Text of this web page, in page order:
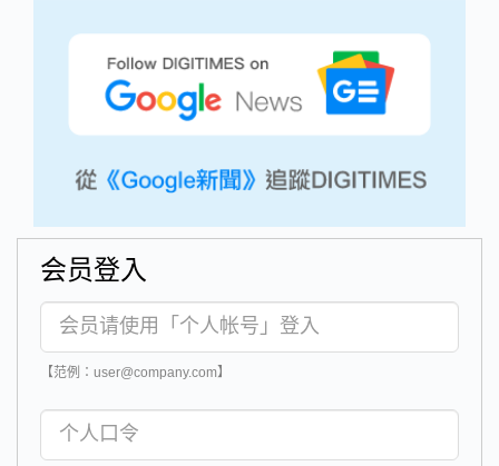
会员登入
【范例：user@company.com】